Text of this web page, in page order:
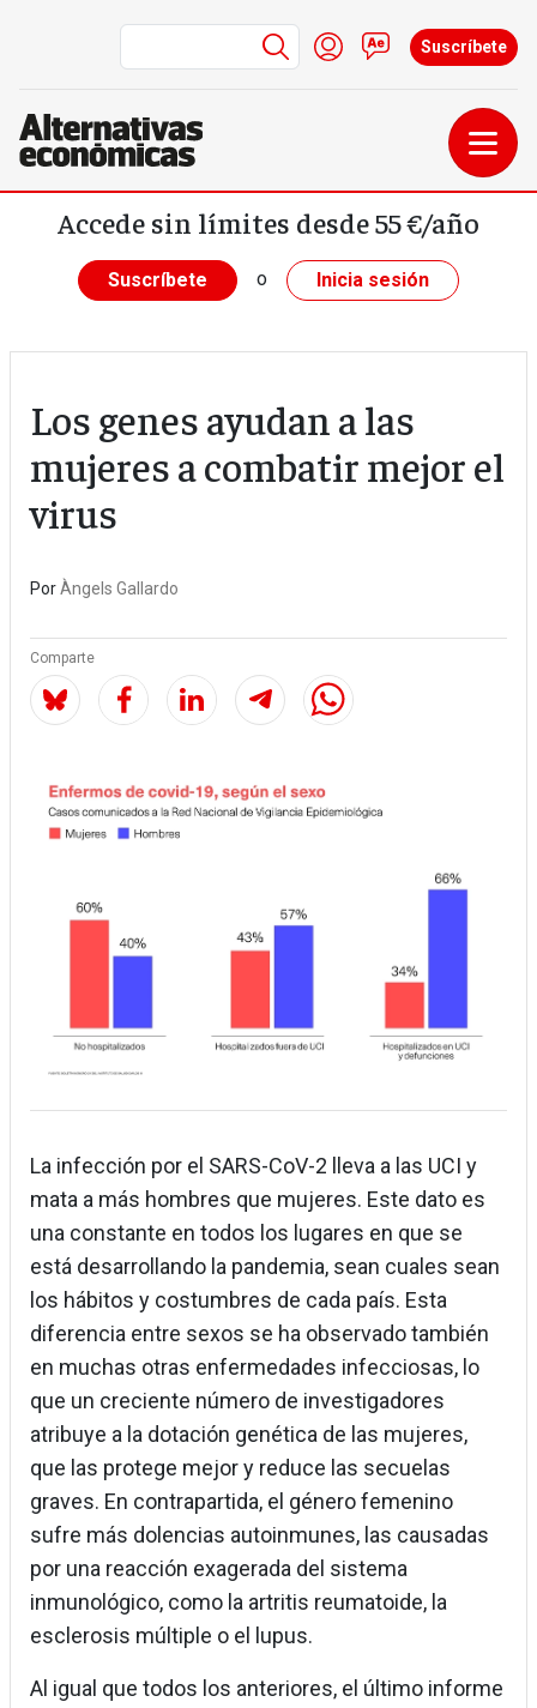
Pasar al contenido principal
Menú de cuenta de
Iniciar sesión
Contacto
Suscríbete
Accede sin límites desde 55 €/año
Suscríbete o Inicia sesión
Los genes ayudan a las
mujeres a combatir mejor el
virus
PorÀngels Gallardo
Comparte
La infección por el SARS-CoV-2 lleva a las UCI y
mata a más hombres que mujeres. Este dato es
una constante en todos los lugares en que se
está desarrollando la pandemia, sean cuales sean
los hábitos y costumbres de cada país. Esta
diferencia entre sexos se ha observado también
en muchas otras enfermedades infecciosas, lo
que un creciente número de investigadores
atribuye a la dotación genética de las mujeres,
que las protege mejor y reduce las secuelas
graves. En contrapartida, el género femenino
sufre más dolencias autoinmunes, las causadas
por una reacción exagerada del sistema
inmunológico, como la artritis reumatoide, la
esclerosis múltiple o el lupus.
Al igual que todos los anteriores, el último informe